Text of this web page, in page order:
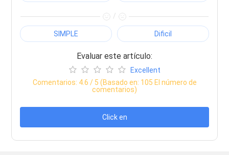
/
SIMPLE Dificil
Evaluar este artículo:
Excellent
Comentarios: 4.6 / 5 (Basado en: 105 El número de
comentarios)
Click en